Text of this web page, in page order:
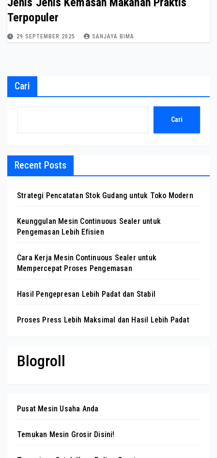
Terpopuler
29 SEPTEMBER 2025 SANJAYA BIMA
Cari
Cari
Recent Posts
Strategi Pencatatan Stok Gudang untuk Toko Modern
Keunggulan Mesin Continuous Sealer untuk
Pengemasan Lebih Efisien
Cara Kerja Mesin Continuous Sealer untuk
Mempercepat Proses Pengemasan
Hasil Pengepresan Lebih Padat dan Stabil
Proses Press Lebih Maksimal dan Hasil Lebih Padat
Blogroll
Pusat Mesin Usaha Anda
Temukan Mesin Grosir Disini!